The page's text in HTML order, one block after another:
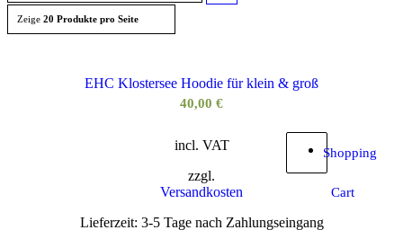
Shopping
Cart
aufsteigender
sortieren
Zeige 20 Produkte pro Seite
EHC Klostersee Hoodie für klein & groß
40,00 €
incl. VAT
zzgl.
Versandkosten
Lieferzeit: 3-5 Tage nach Zahlungseingang